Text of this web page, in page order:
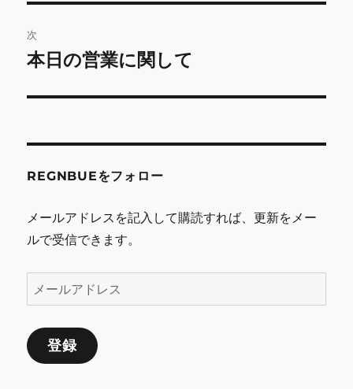
ビ
ゲ
ー
投
稿:
次
次
投
本日の営業に関して
REGNBUEをフォロー
メールアドレスを記入して購読すれば、更新をメー
ルで受信できます。
ー
ル
ア
登録